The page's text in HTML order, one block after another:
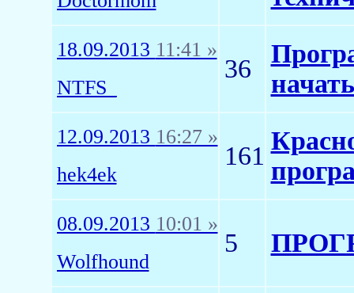
18.09.2013 11:41 »
NTFS_
36
начать
12.09.2013 16:27 »
hek4ek
161
08.09.2013 10:01 »
Wolfhound
5